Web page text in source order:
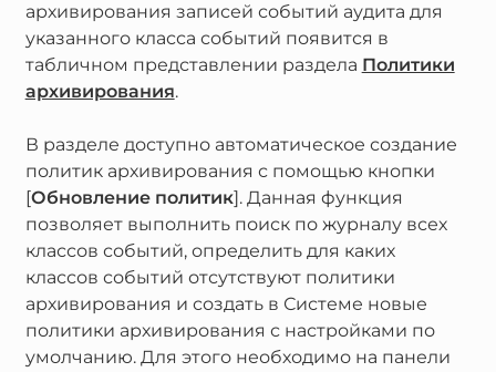
архивирования записей событий аудита для
указанного класса событий появится в
табличном представлении раздела Политики
архивирования.
В разделе доступно автоматическое создание
политик архивирования с помощью кнопки
[Обновление политик]. Данная функция
позволяет выполнить поиск по журналу всех
классов событий, определить для каких
классов событий отсутствуют политики
архивирования и создать в Системе новые
политики архивирования с настройками по
умолчанию. Для этого необходимо на панели